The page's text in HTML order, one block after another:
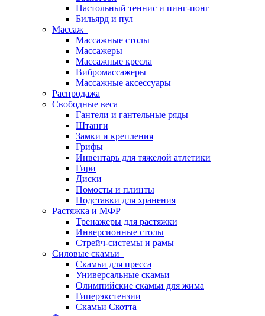
Настольный теннис и пинг-понг
Бильярд и пул
Массаж
Массажные столы
Массажеры
Массажные кресла
Вибромассажеры
Массажные аксессуары
Распродажа
Свободные веса
Гантели и гантельные ряды
Штанги
Замки и крепления
Грифы
Инвентарь для тяжелой атлетики
Гири
Диски
Помосты и плинты
Подставки для хранения
Растяжка и МФР
Тренажеры для растяжки
Инверсионные столы
Стрейч-системы и рамы
Силовые скамьи
Скамьи для пресса
Универсальные скамьи
Олимпийские скамьи для жима
Гиперэкстензии
Скамьи Скотта